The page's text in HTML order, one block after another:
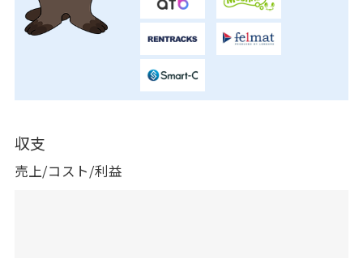
収支
売上/コスト/利益